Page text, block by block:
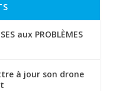
aux PROBLÈMES
à jour son drone